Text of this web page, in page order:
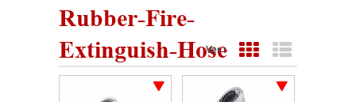
Rubber-Fire-
Extinguish-Hose
Ver : Vista de cuadrícula